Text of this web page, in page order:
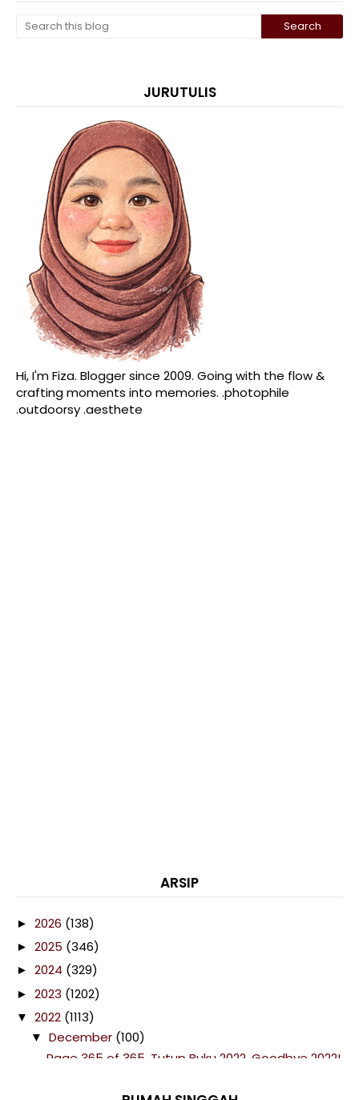
JURUTULIS
Hi, I'm Fiza. Blogger since 2009. Going with the flow &
crafting moments into memories. .photophile
.outdoorsy .aesthete
ARSIP
► 2026 (138)
► 2025 (346)
► 2024 (329)
► 2023 (1202)
▼ 2022 (1113)
▼ December (100)
Page 365 of 365, Tutup Buku 2022. Goodbye 2022!